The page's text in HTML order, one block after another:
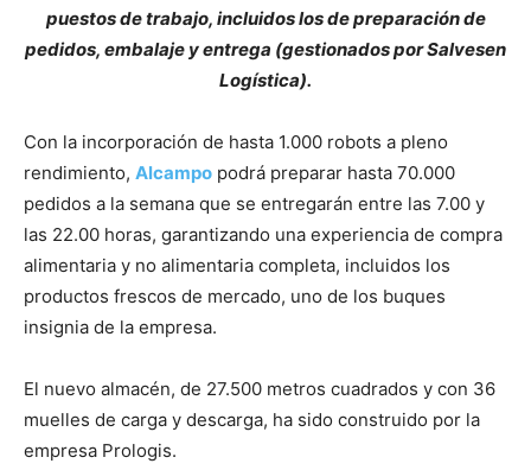
puestos de trabajo, incluidos los de preparación de
pedidos, embalaje y entrega (gestionados por Salvesen
Logística).
Con la incorporación de hasta 1.000 robots a pleno
rendimiento, Alcampo podrá preparar hasta 70.000
pedidos a la semana que se entregarán entre las 7.00 y
las 22.00 horas, garantizando una experiencia de compra
alimentaria y no alimentaria completa, incluidos los
productos frescos de mercado, uno de los buques
insignia de la empresa.
El nuevo almacén, de 27.500 metros cuadrados y con 36
muelles de carga y descarga, ha sido construido por la
empresa Prologis.